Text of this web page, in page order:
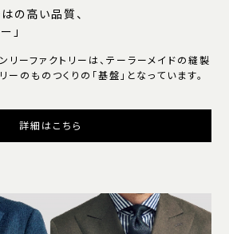
の高い品質、
」
ーファクトリーは、テーラーメイドの縫製
ーのものつくりの「基盤」となっています。
詳細はこちら